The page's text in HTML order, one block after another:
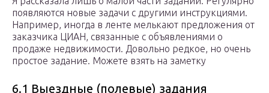
появляются новые задачи с другими инструкциями.
Например, иногда в ленте мелькают предложения от
заказчика ЦИАН, связанные с объявлениями о
продаже недвижимости. Довольно редкое, но очень
простое задание. Можете взять на заметку
6.1 Выездные (полевые) задания